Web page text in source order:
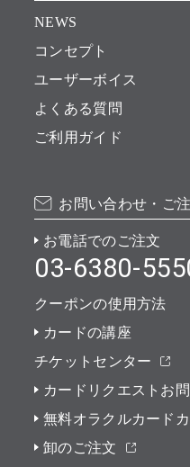
NEWS
コンセプト
ユーザーボイス
よくある質問
ご利用ガイド
お問い合わせ・ご
お電話でのご注文
03-6380-
クーポンの使用方法
カードの講座
チケットセンター
カードリクエストお
無料オラクルカード
卸のご注文